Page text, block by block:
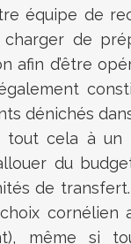
équipe de
charger de
afin d’être
dénichés
tout cela à
du
de
cornélien
même si